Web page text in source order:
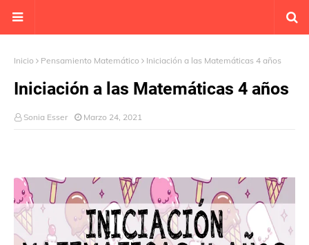
Inicio Pensamiento Matemático Iniciación a las Matemáticas 4 años
Iniciación a las Matemáticas 4 años
Sonia Esser Marzo 24, 2021